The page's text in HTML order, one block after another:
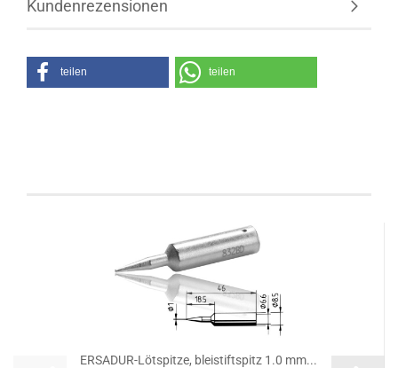
Kundenrezensionen
teilen teilen
ERSADUR-Lötspitze, bleistiftspitz 1.0 mm...